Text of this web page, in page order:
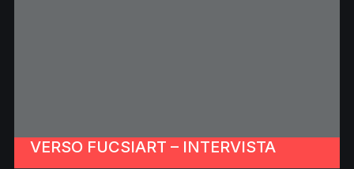
VERSO FUCSIART – INTERVISTA